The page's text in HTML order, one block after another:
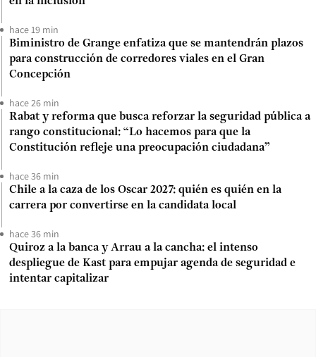
hace 19 min
Biministro de Grange enfatiza que se mantendrán plazos
para construcción de corredores viales en el Gran
Concepción
hace 26 min
Rabat y reforma que busca reforzar la seguridad pública a
rango constitucional: “Lo hacemos para que la
Constitución refleje una preocupación ciudadana”
hace 36 min
Chile a la caza de los Oscar 2027: quién es quién en la
carrera por convertirse en la candidata local
hace 36 min
Quiroz a la banca y Arrau a la cancha: el intenso
despliegue de Kast para empujar agenda de seguridad e
intentar capitalizar